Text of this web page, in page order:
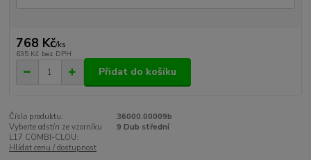
768 Kč/ks
635 Kč bez DPH
Přidat do košíku
Číslo produktu:
36000.00009b
Vyberte odstín ze vzorníku
L17 COMBI-CLOU:
9 Dub střední
Hlídat cenu / dostupnost